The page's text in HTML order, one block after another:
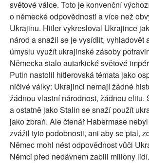
světové válce. Toto je konvenční
o německé odpovědnosti a více než
Ukrajinu. Hitler vykresloval Ukrajince
národ a snažil se je vysídlit, vyhladovět
úmyslu využít ukrajinské zásoby
Německa stalo autarkické světové
Putin nastolil hitlerovská témata jako
ničivé války: Ukrajinci nemají žádné
žádnou vlastní národnost, žádnou elitu.
a ostatně jako Stalin se snaží použít
jako zbraň. Ale čtenář Habermase
zvážil tyto podobnosti, ani aby se ptal,
Němec mohl nést odpovědnost vůči
Němci před nedávnem zabili miliony lidí.